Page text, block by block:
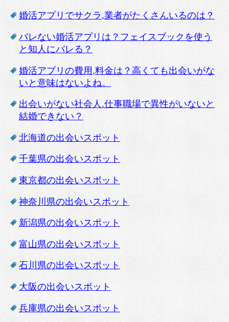
婚活アプリでサクラ,業者がたくさんいるのは？
バレない婚活アプリは？フェイスブックを使う
と知人にバレる？
婚活アプリの費用,料金は？高くても出会いがな
いと意味はないよね。
出会いがない社会人.仕事職場で異性がいないと
結婚できない？
北海道の出会いスポット
千葉県の出会いスポット
東京都の出会いスポット
神奈川県の出会いスポット
新潟県の出会いスポット
富山県の出会いスポット
石川県の出会いスポット
大阪の出会いスポット
兵庫県の出会いスポット